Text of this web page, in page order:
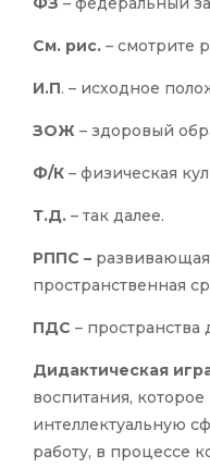
См. рис. – смотрите
И.П. – исходное
ЗОЖ – здоровый
Ф/К – физическая
Т.Д. – так далее.
РППС –
пространственная
ПДС – пространства
Дидактическая
воспитания, которое
интеллектуальную
работу, в процессе